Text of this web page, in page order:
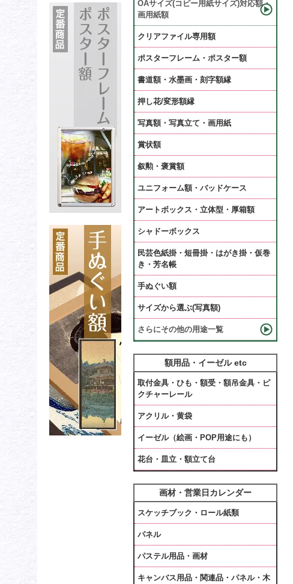
OAサイズ(コピー用紙サイズ)対応額・
画用紙額
クリアファイル専用額
ポスターフレーム・ポスター額
書道額・水墨画・刻字額縁
押し花/変形額縁
写真額・写真立て・画用紙
賞状額
叙勲・褒賞額
ユニフォーム額・バッドケース
アートボックス・立体型・厚箱額
シャドーボックス
民芸色紙掛・短冊掛・はがき掛・仮巻
き・芳名帳
手ぬぐい額
サイズから選ぶ(写真額)
さらにその他の用途一覧
額用品・イーゼル etc
取付金具・ひも・額受・額吊金具・ピ
クチャーレール
アクリル・黄袋
イーゼル（絵画・POP用途にも）
花台・皿立・額立て台
画材・営業日カレンダー
スケッチブック・ロール紙類
パネル
パステル用品・画材
キャンバス用品・関連品・パネル・木